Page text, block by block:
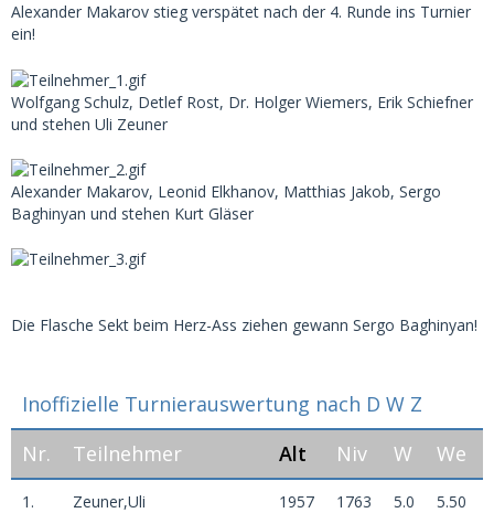
Alexander Makarov stieg verspätet nach der 4. Runde ins Turnier
ein!
Wolfgang Schulz, Detlef Rost, Dr. Holger Wiemers, Erik Schiefner
und stehen Uli Zeuner
Alexander Makarov, Leonid Elkhanov, Matthias Jakob, Sergo
Baghinyan und stehen Kurt Gläser
Die Flasche Sekt beim Herz-Ass ziehen gewann Sergo Baghinyan!
Inoffizielle Turnierauswertung nach D W Z
Nr.
Teilnehmer Alt Niv W We
1. Zeuner,Uli 1957 1763 5.0 5.50